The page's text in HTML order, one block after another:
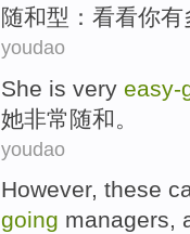
随和型： 看看你有
youdao
She is very easy-
她非常随和 。
youdao
However, these
going managers,